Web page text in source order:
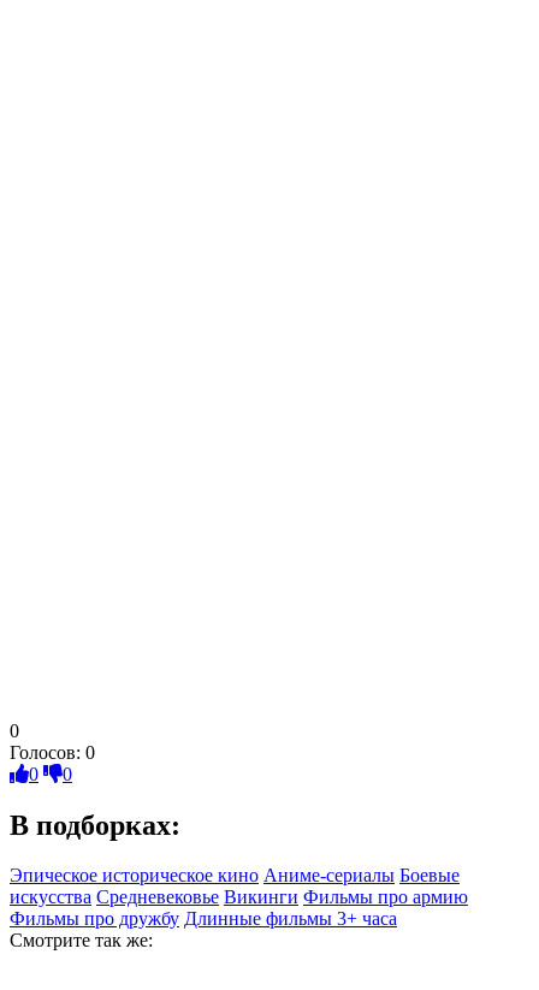
0
Голосов: 0
0
0
В подборках:
Эпическое историческое кино Аниме-сериалы Боевые
искусства Средневековье Викинги Фильмы про армию
Фильмы про дружбу Длинные фильмы 3+ часа
Смотрите так же: